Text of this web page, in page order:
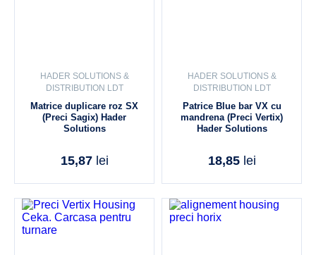
HADER SOLUTIONS &
DISTRIBUTION LDT
Matrice duplicare roz SX
(Preci Sagix) Hader
Solutions
15,87 lei
HADER SOLUTIONS &
DISTRIBUTION LDT
Patrice Blue bar VX cu
mandrena (Preci Vertix)
Hader Solutions
18,85 lei